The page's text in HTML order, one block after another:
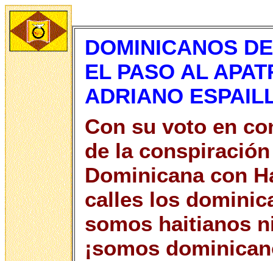
DOMINICANOS
EL PASO AL
ADRIANO
Con su voto en
de la
Dominicana con
calles los
somos haitianos
¡somos